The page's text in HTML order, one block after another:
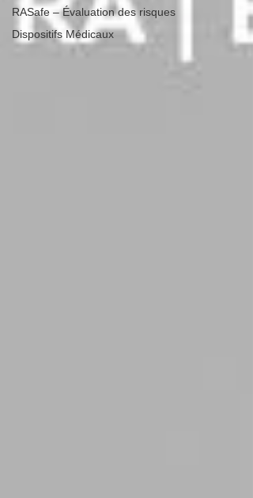
RASafe – Évaluation des risques
Dispositifs Médicaux